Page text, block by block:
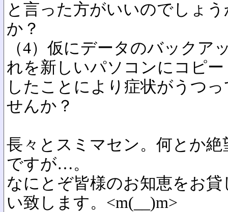
と言った方がいいのでしょ
か？
（4）仮にデータのバックア
れを新しいパソコンにコピー
したことにより症状がうつ
せんか？
長々とスミマセン。何とか
ですが…。
なにとぞ皆様のお知恵をお
い致します。<m(__)m>